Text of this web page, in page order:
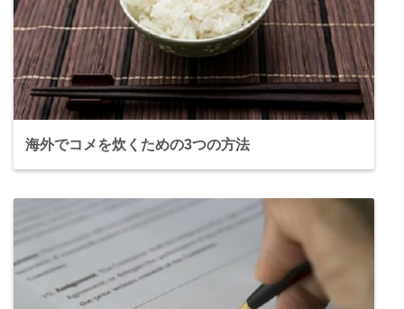
海外でコメを炊くための3つの方法